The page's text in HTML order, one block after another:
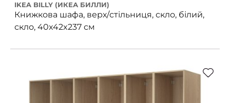
IKEA BILLY (ИКЕА БИЛЛИ)
Книжкова шафа, верх/стільниця, скло, білий,
скло, 40x42x237 см